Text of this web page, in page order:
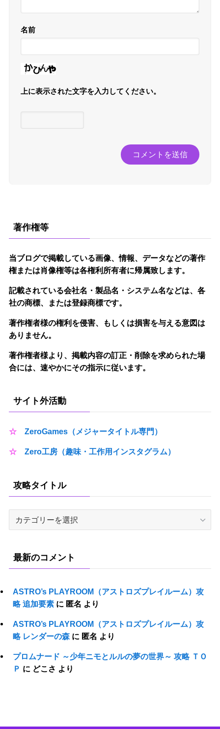
名前
上に表示された文字を入力してください。
著作権等
当ブログで掲載している画像、情報、データなどの著作
権または肖像権等は各権利所有者に帰属致します。
記載されている会社名・製品名・システム名などは、各
社の商標、または登録商標です。
著作権者様の権利を侵害、もしくは損害を与える意図は
ありません。
著作権者様より、掲載内容の訂正・削除を求められた場
合には、速やかにその指示に従います。
サイト外活動
☆ ZeroGames（メジャータイトル専門）
☆ Zero工房（趣味・工作用インスタグラム）
攻略タイトル
イ
最新のコメント
ASTRO’s PLAYROOM（アストロズプレイルーム）攻
略 追加要素に 匿名 より
ASTRO’s PLAYROOM（アストロズプレイルーム）攻
略 レンダーの森に 匿名 より
プロムナード ～少年ニモとルルの夢の世界～ 攻略 ＴＯ
Ｐ に どこさ より